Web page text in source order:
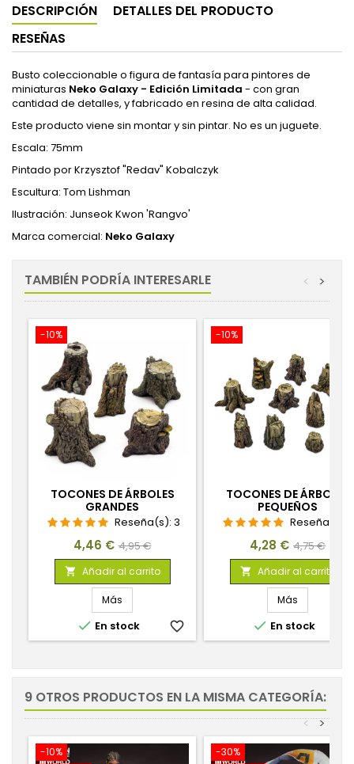
DESCRIPCIÓN
DETALLES DEL PRODUCTO
RESEÑAS
Busto coleccionable o figura de fantasía para pintores de
miniaturas Neko Galaxy - Edición Limitada - con gran
cantidad de detalles, y fabricado en resina de alta calidad.
Este producto viene sin montar y sin pintar. No es un juguete.
Escala: 75mm
Pintado por Krzysztof "Redav" Kobalczyk
Escultura: Tom Lishman
Ilustración: Junseok Kwon 'Rangvo'
Marca comercial: Neko Galaxy
TAMBIÉN PODRÍA INTERESARLE >
<
-10%
TOCONES DE ÁRBOLES
GRANDES
Reseña(s): 3
Precio
4,46 € Precio
base
4,95 €
 Añadir al carrito
Más
 En stock favorite_border
-10%
TOCONES DE ÁRBOLES
PEQUEÑOS
Reseña(s):
Precio
4,28 € Precio
base
4,75 €
 Añadir al carrito
Más
 En stock
9 OTROS PRODUCTOS EN LA MISMA CATEGORÍA:
>
<
-10%
-30%